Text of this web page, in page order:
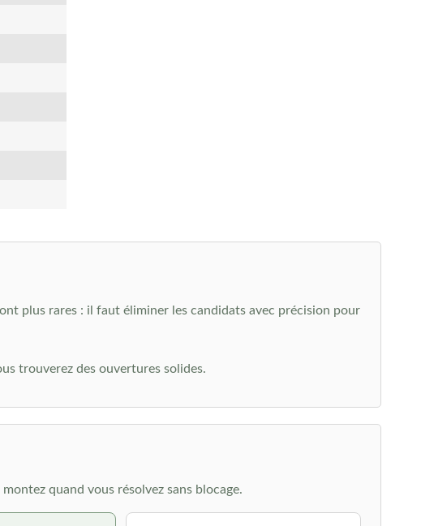
plus rares : il faut éliminer les candidats avec précision pour
trouverez des ouvertures solides.
quand vous résolvez sans blocage.